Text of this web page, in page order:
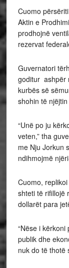
Cuomo
Aktin e
prodhojnë
rezervat
Guvernatori
goditur ashpër
kurbës së
shohin të
“Unë po ju
veten,” tha
me Nju Jorkun
ndihmojmë
Cuomo,
shteti të rifillojë
dollarët para
“Nëse i
publik dhe
nuk do të thotë